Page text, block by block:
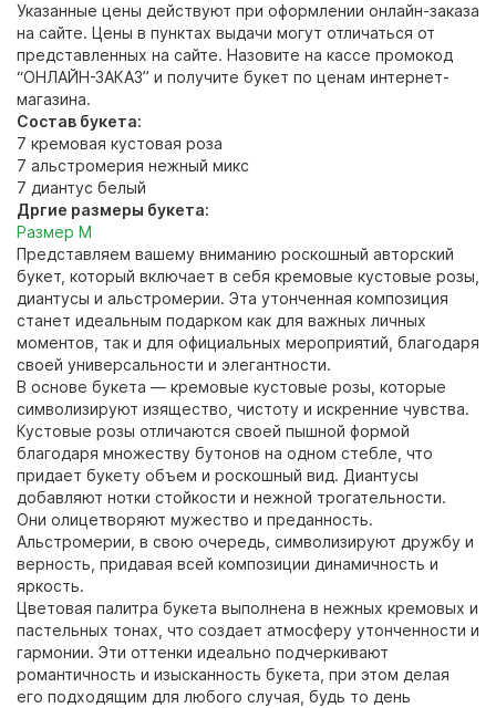
Указанные цены действуют при оформлении онлайн-заказа
на сайте. Цены в пунктах выдачи могут отличаться от
представленных на сайте. Назовите на кассе промокод
“ОНЛАЙН-ЗАКАЗ” и получите букет по ценам интернет-
магазина.
Состав букета:
7 кремовая кустовая роза
7 альстромерия нежный микс
7 диантус белый
Дргие размеры букета:
Размер М
Представляем вашему вниманию роскошный авторский
букет, который включает в себя кремовые кустовые розы,
диантусы и альстромерии. Эта утонченная композиция
станет идеальным подарком как для важных личных
моментов, так и для официальных мероприятий, благодаря
своей универсальности и элегантности.
В основе букета — кремовые кустовые розы, которые
символизируют изящество, чистоту и искренние чувства.
Кустовые розы отличаются своей пышной формой
благодаря множеству бутонов на одном стебле, что
придает букету объем и роскошный вид. Диантусы
добавляют нотки стойкости и нежной трогательности.
Они олицетворяют мужество и преданность.
Альстромерии, в свою очередь, символизируют дружбу и
верность, придавая всей композиции динамичность и
яркость.
Цветовая палитра букета выполнена в нежных кремовых и
пастельных тонах, что создает атмосферу утонченности и
гармонии. Эти оттенки идеально подчеркивают
романтичность и изысканность букета, при этом делая
его подходящим для любого случая, будь то день